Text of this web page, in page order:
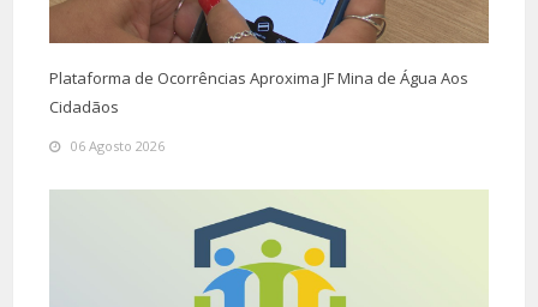
Plataforma de Ocorrências Aproxima JF Mina de Água Aos
Cidadãos
06 Agosto 2026